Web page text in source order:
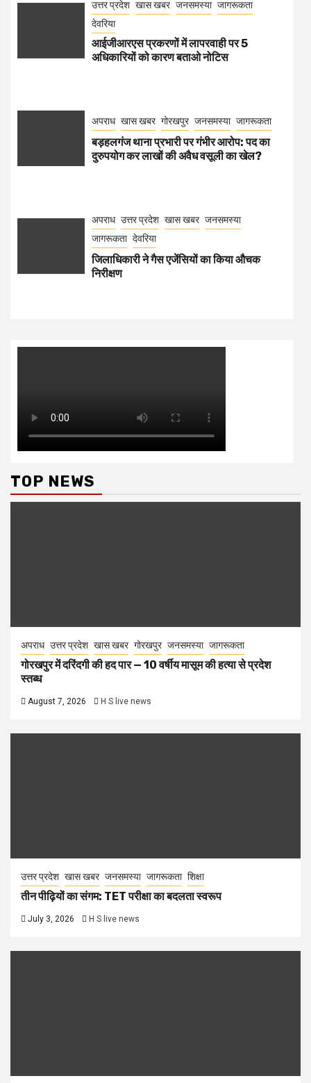
उत्तर प्रदेश खास खबर जनसमस्या जागरूकता
देवरिया
आईजीआरएस प्रकरणों में लापरवाही पर 5
अधिकारियों को कारण बताओ नोटिस
अपराध खास खबर गोरखपुर जनसमस्या जागरूकता
बड़हलगंज थाना प्रभारी पर गंभीर आरोप: पद का
दुरुपयोग कर लाखों की अवैध वसूली का खेल?
अपराध उत्तर प्रदेश खास खबर जनसमस्या
जागरूकता देवरिया
जिलाधिकारी ने गैस एजेंसियों का किया औचक
निरीक्षण
TOP NEWS
अपराध उत्तर प्रदेश खास खबर गोरखपुर जनसमस्या जागरूकता
गोरखपुर में दरिंदगी की हद पार — 10 वर्षीय मासूम की हत्या से प्रदेश
स्तब्ध
August 7, 2026 H S live news
उत्तर प्रदेश खास खबर जनसमस्या जागरूकता शिक्षा
तीन पीढ़ियों का संगम: TET परीक्षा का बदलता स्वरूप
July 3, 2026 H S live news